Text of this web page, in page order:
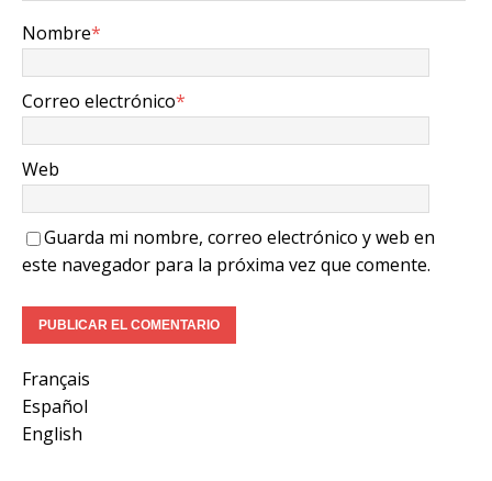
Nombre*
Correo electrónico*
Web
Guarda mi nombre, correo electrónico y web en
este navegador para la próxima vez que comente.
Français
Español
English